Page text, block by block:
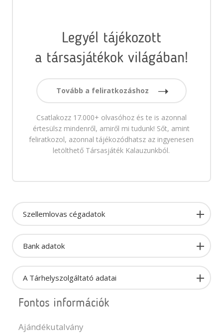
Legyél tájékozott
a társasjátékok világában!
Tovább a feliratkozáshoz
Csatlakozz 17.000+ olvasóhoz és te is azonnal
értesülsz mindenről, amiről mi tudunk! Sőt, amint
feliratkozol, azonnal tájékozódhatsz az ingyenesen
letölthető Társasjáték Kalauzunkból.
Szellemlovas cégadatok
Bank adatok
A Tárhelyszolgáltató adatai
Fontos információk
Ajándékutalvány